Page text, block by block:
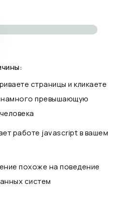
страницы и кликаете
превышающую
работе javascript в вашем
похоже на поведение
систем